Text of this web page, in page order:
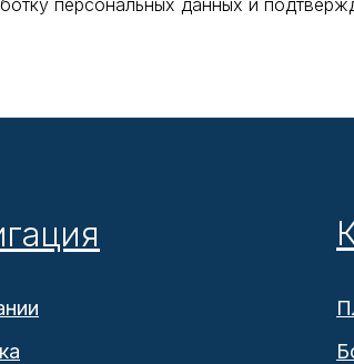
персональных данных и